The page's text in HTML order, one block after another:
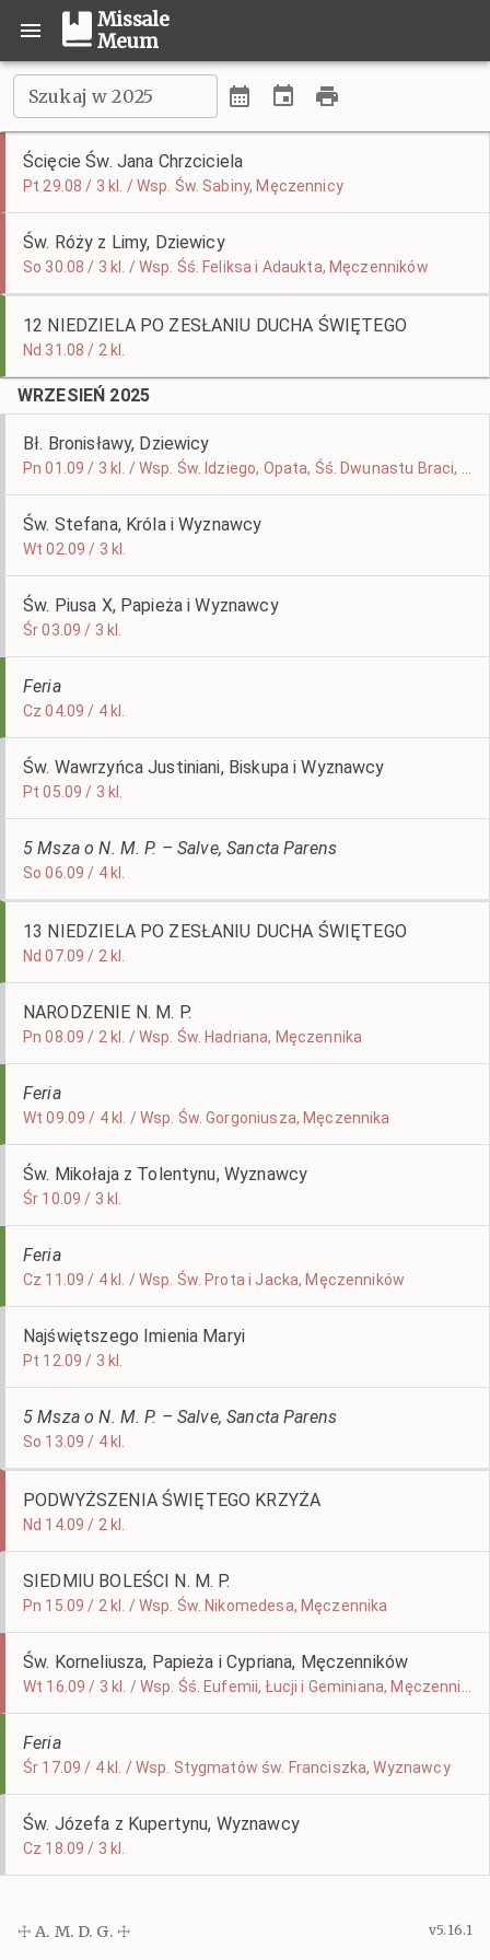
Missale
Meum
Szukaj w 2025
Ścięcie Św. Jana Chrzciciela
Pt 29.08 / 3 kl. / Wsp. Św. Sabiny, Męczennicy
Św. Róży z Limy, Dziewicy
So 30.08 / 3 kl. / Wsp. Śś. Feliksa i Adaukta, Męczenników
12 NIEDZIELA PO ZESŁANIU DUCHA ŚWIĘTEGO
Nd 31.08 / 2 kl.
WRZESIEŃ 2025
Bł. Bronisławy, Dziewicy
Św. Stefana, Króla i Wyznawcy
Wt 02.09 / 3 kl.
Św. Piusa X, Papieża i Wyznawcy
Śr 03.09 / 3 kl.
Feria
Cz 04.09 / 4 kl.
Św. Wawrzyńca Justiniani, Biskupa i Wyznawcy
Pt 05.09 / 3 kl.
5 Msza o N. M. P. – Salve, Sancta Parens
So 06.09 / 4 kl.
13 NIEDZIELA PO ZESŁANIU DUCHA ŚWIĘTEGO
Nd 07.09 / 2 kl.
NARODZENIE N. M. P.
Pn 08.09 / 2 kl. / Wsp. Św. Hadriana, Męczennika
Feria
Wt 09.09 / 4 kl. / Wsp. Św. Gorgoniusza, Męczennika
Św. Mikołaja z Tolentynu, Wyznawcy
Śr 10.09 / 3 kl.
Feria
Cz 11.09 / 4 kl. / Wsp. Św. Prota i Jacka, Męczenników
Najświętszego Imienia Maryi
Pt 12.09 / 3 kl.
5 Msza o N. M. P. – Salve, Sancta Parens
So 13.09 / 4 kl.
PODWYŻSZENIA ŚWIĘTEGO KRZYŻA
Nd 14.09 / 2 kl.
SIEDMIU BOLEŚCI N. M. P.
Pn 15.09 / 2 kl. / Wsp. Św. Nikomedesa, Męczennika
Św. Korneliusza, Papieża i Cypriana, Męczenników
Feria
Śr 17.09 / 4 kl. / Wsp. Stygmatów św. Franciszka, Wyznawcy
Św. Józefa z Kupertynu, Wyznawcy
Cz 18.09 / 3 kl.
☩ A. M. D. G. ☩ v5.16.1